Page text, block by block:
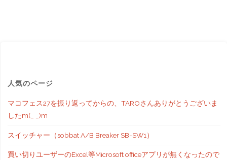
人気のページ
マコフェス27を振り返ってからの、TAROさんありがとうございま
したm(_ _)m
スイッチャー（sobbat A/B Breaker SB-SW1）
買い切りユーザーのExcel等Microsoft officeアプリが無くなったので